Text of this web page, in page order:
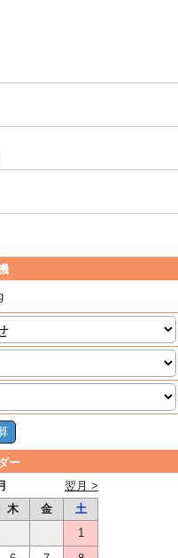
ー
翌月 >
木 金
土
1